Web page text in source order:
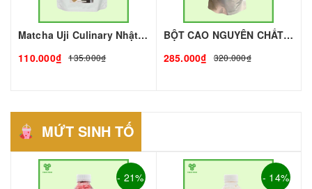
Matcha Uji Culinary Nhật gói 100gr | Nguyên liệu pha chế - TOBEE FOOD
110.000₫
135.000₫
BỘT CAO NGUYÊN CHẤT THƯỢNG HẠNG - 1KG I TOBEE FOOD
285.000₫
320.000₫
MỨT SINH TỐ
- 21% - 14%